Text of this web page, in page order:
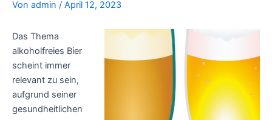
Von admin / April 12, 2023
Das Thema
alkoholfreies Bier
scheint immer
relevant zu sein,
aufgrund seiner
gesundheitlichen